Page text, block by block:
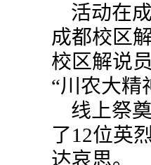
活动在
成都校区
校区解说
“川农大精
线上祭
了12位英
达哀思。